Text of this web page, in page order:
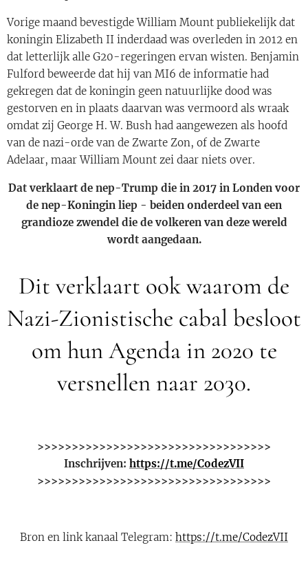
Vorige maand bevestigde William Mount publiekelijk dat
koningin Elizabeth II inderdaad was overleden in 2012 en
dat letterlijk alle G20-regeringen ervan wisten. Benjamin
Fulford beweerde dat hij van MI6 de informatie had
gekregen dat de koningin geen natuurlijke dood was
gestorven en in plaats daarvan was vermoord als wraak
omdat zij George H. W. Bush had aangewezen als hoofd
van de nazi-orde van de Zwarte Zon, of de Zwarte
Adelaar, maar William Mount zei daar niets over.
Dat verklaart de nep-Trump die in 2017 in Londen voor
de nep-Koningin liep - beiden onderdeel van een
grandioze zwendel die de volkeren van deze wereld
wordt aangedaan.
Dit verklaart ook waarom de
Nazi-Zionistische cabal besloot
om hun Agenda in 2020 te
versnellen naar 2030.
>>>>>>>>>>>>>>>>>>>>>>>>>>>>>>>>>>
Inschrijven: https://t.me/CodezVII
>>>>>>>>>>>>>>>>>>>>>>>>>>>>>>>>>>
Bron en link kanaal Telegram: https://t.me/CodezVII